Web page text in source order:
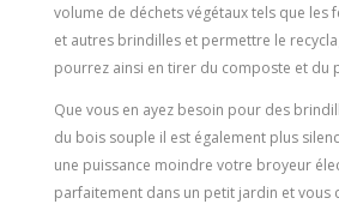
volume de déchets végétaux tels que les
et autres brindilles et permettre le
pourrez ainsi en tirer du composte et du
Que vous en ayez besoin pour des
du bois souple il est également plus
une puissance moindre votre broyeur
parfaitement dans un petit jardin et vous